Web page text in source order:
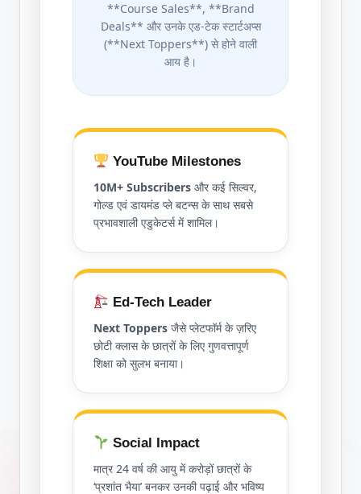
**Course Sales**, **Brand
Deals** और उनके एड-टेक स्टार्टअप्स
(**Next Toppers**) से होने वाली
आय है।
YouTube Milestones
10M+ Subscribers और कई सिल्वर,
गोल्ड एवं डायमंड प्ले बटन्स के साथ सबसे
प्रभावशाली एडुकेटर्स में शामिल।
Ed-Tech Leader
Next Toppers जैसे प्लेटफॉर्म के ज़रिए
छोटी क्लास के छात्रों के लिए गुणवत्तापूर्ण
शिक्षा को सुलभ बनाया।
Social Impact
मात्र 24 वर्ष की आयु में करोड़ों छात्रों के
‘प्रशांत भैया’ बनकर उनकी पढ़ाई और भविष्य